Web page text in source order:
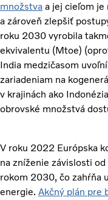
množstva a jej cieľom je
a zároveň zlepšiť
roku 2030 vyrobila
ekvivalentu (Mtoe)
India medzičasom
zariadeniam na
v krajinách ako
obrovské množstvá
V roku 2022 Európska
na zníženie závislosti
rokom 2030, čo zahŕňa
energie. Akčný plán pre